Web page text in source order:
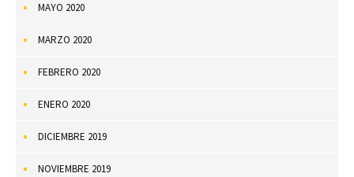
MAYO 2020
MARZO 2020
FEBRERO 2020
ENERO 2020
DICIEMBRE 2019
NOVIEMBRE 2019